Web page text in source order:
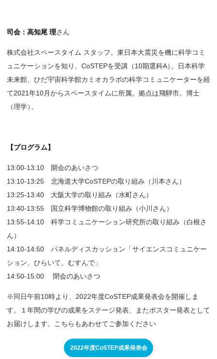
司会：高知尾 理さん
株式会社スペースタイム スタッフ。東日本大震災を機に科学コミ
ュニケーションを知り、CoSTEPを受講（10期選科A） 。日本科学
未来館、ひだ宇宙科学館カミオカラボの科学コミュニケーターを経
て2021年10月からスペースタイムに所属。拠点は飛騨市。博士
（理学） 。
【プログラム】
13:00-13:10 開会のあいさつ
13:10-13:25 北海道大学CoSTEPの取り組み（川本さん）
13:25-13:40 大阪大学の取り組み（水町さん）
13:40-13:55 国立科学博物館の取り組み（小川さん）
13:55-14:10 科学コミュニケーション研究所の取り組み（白根さ
ん）
14:10-14:50 パネルディスカッション「サイエンスコミュニケー
ション、ひらいて、むすんで」
14:50-15:00 閉会のあいさつ
※同日午前10時より、2022年度CoSTEP成果発表会を開催しま
す。１年間の学びの成果をステージ発表、またポスター発表として
お届けします。こちらもあわせてご参加ください
2022年度CoSTEP成果発表会